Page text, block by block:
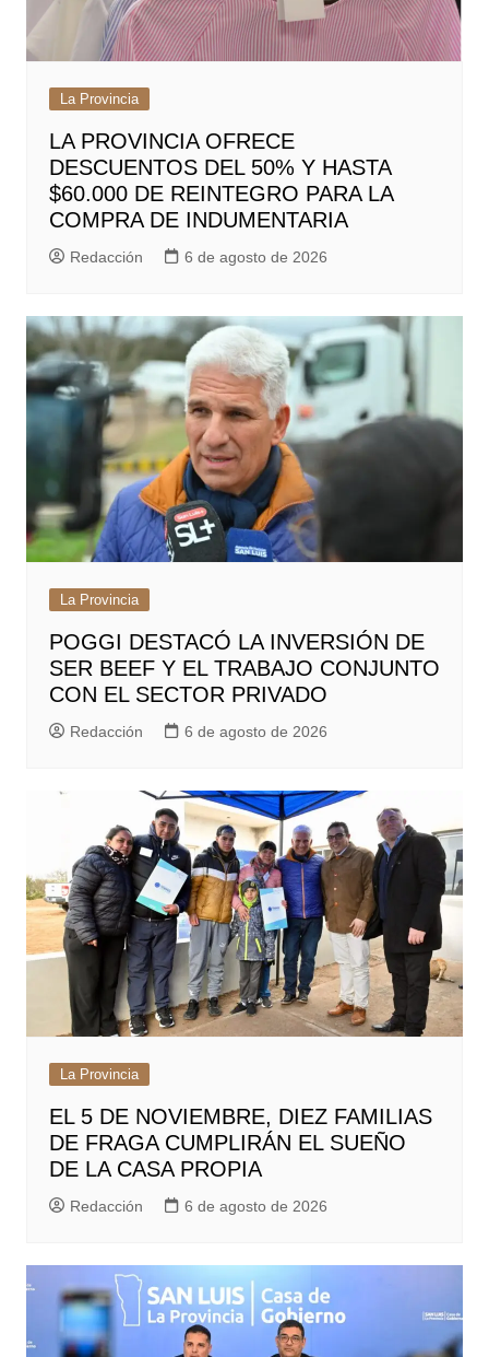
La Provincia
LA PROVINCIA OFRECE
DESCUENTOS DEL 50% Y HASTA
$60.000 DE REINTEGRO PARA LA
COMPRA DE INDUMENTARIA
Redacción 6 de agosto de 2026
La Provincia
POGGI DESTACÓ LA INVERSIÓN DE
SER BEEF Y EL TRABAJO CONJUNTO
CON EL SECTOR PRIVADO
Redacción 6 de agosto de 2026
La Provincia
EL 5 DE NOVIEMBRE, DIEZ FAMILIAS
DE FRAGA CUMPLIRÁN EL SUEÑO
DE LA CASA PROPIA
Redacción 6 de agosto de 2026